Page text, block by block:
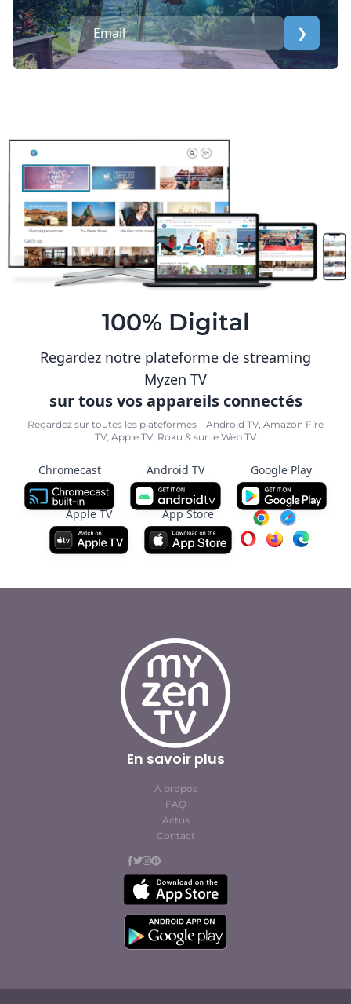
❯
100% Digital
Regardez notre plateforme de streaming
Myzen TV
sur tous vos appareils connectés
Regardez sur toutes les plateformes – Android TV, Amazon Fire
TV, Apple TV, Roku & sur le Web TV
Chromecast Android TV Google Play
Apple TV App Store
En savoir plus
À propos
FAQ
Actus
Contact